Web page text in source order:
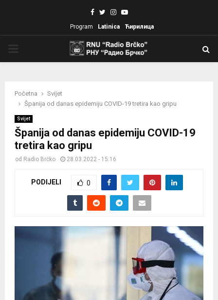
Facebook
TwitterInstagram
Youtube
Program Latinica Ћирилица
Početna
Svijet
Španija od danas epidemiju COVID-19 tretira kao gripu
Svijet
Španija od danas epidemiju COVID-19
tretira kao gripu
od Radio Brčko 28.03.2022 - 15:16
PODIJELI 0